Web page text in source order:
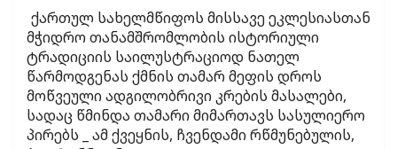
ქართულ სახელმწიფოს მისსავე ეკლესიასთან
მჭიდრო თანამშრომლობის ისტორიული
ტრადიციის საილუსტრაციოდ ნათელ
წარმოდგენას ქმნის თამარ მეფის დროს
მოწვეული ადგილობრივი კრების მასალები,
სადაც წმინდა თამარი მიმართავს სასულიერო
პირებს _ ამ ქვეყნის, ჩვენდამი რწმუნებულის,